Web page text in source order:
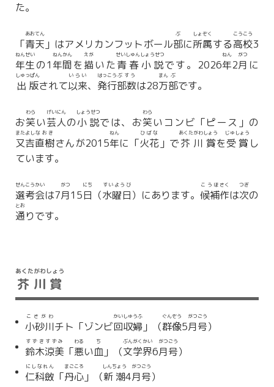
た。
「青天
あおてん
」はアメリカンフットボール部
ぶ
に所属
しょぞく
する高校
こうこう
3
年生
ねんせい
の1 年間
ねんかん
を 描
えが
いた青春
せいしゅん
小説
しょうせつ
です。2026年
ねん
2月
がつ
に
出版
しゅっぱん
されて以来
いらい
、 発行
はっこう
部数
ぶすう
は28万
まん
部
ぶ
です。
お笑
わら
い芸人
げいにん
の小説
しょうせつ
では、お笑
わら
いコンビ「ピース」の
又吉
またよし
直樹
なおき
さんが2015年
ねん
に「火花
ひばな
」で芥川賞
あくたがわしょう
を受賞
じゅしょう
し
ています。
選考
せんこう
会
かい
は7月
がつ
15日
にち
（水曜日
すいようび
）にあります。 候補
こうほ
作
さく
は次
つぎ
の
通
とお
りです。
芥川賞
あくたがわしょう
小砂川
こさがわ
チト「ゾンビ回収婦
かいしゅうふ
」（群像
ぐんぞう
5月
がつ
号
ごう
）
鈴木涼美
すずきすずみ
「悪
わる
い血
ち
」（文学
ぶんがく
界
かい
6月
がつ
号
ごう
）
仁科斂
にしなれん
「丹心
まごころ
」（新潮
しんちょう
4月
がつ
号
ごう
）